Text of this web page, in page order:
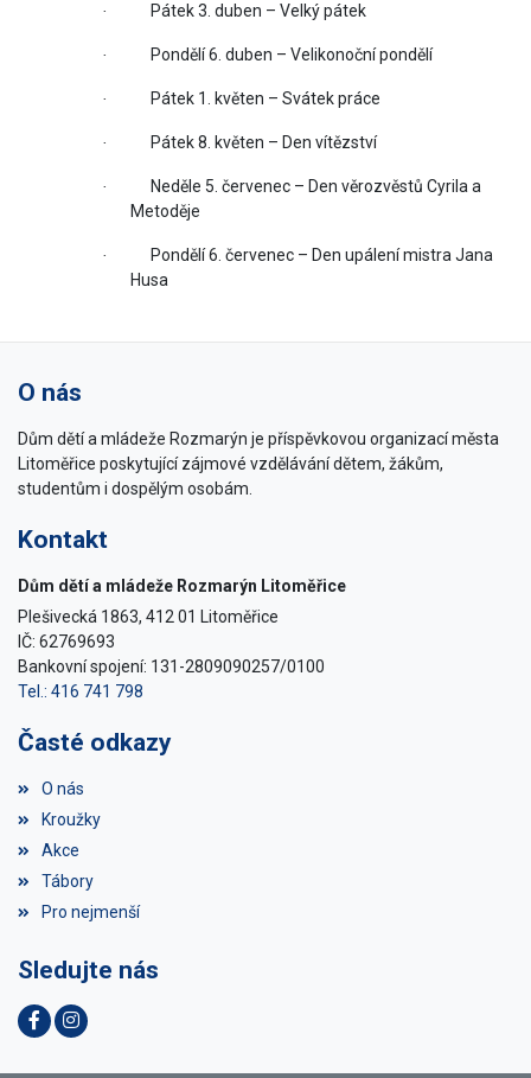
· Pátek 3. duben – Velký pátek
· Pondělí 6. duben – Velikonoční pondělí
· Pátek 1. květen – Svátek práce
· Pátek 8. květen – Den vítězství
·
Neděle 5. červenec – Den věrozvěstů Cyrila a
Metoděje
·
Pondělí 6. červenec – Den upálení mistra Jana
Husa
O nás
Dům dětí a mládeže Rozmarýn je příspěvkovou organizací města
Litoměřice poskytující zájmové vzdělávání dětem, žákům,
studentům i dospělým osobám.
Kontakt
Dům dětí a mládeže Rozmarýn Litoměřice
Plešivecká 1863, 412 01 Litoměřice
IČ: 62769693
Bankovní spojení: 131-2809090257/0100
Tel.: 416 741 798
Časté odkazy
O nás
Kroužky
Akce
Tábory
Pro nejmenší
Sledujte nás